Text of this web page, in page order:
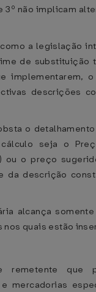
3º não implicam
a legislação
de substituição
implementarem, o
descrições
o
seja o
ou o preço
da descrição
alcança
quais estão
que
mercadorias